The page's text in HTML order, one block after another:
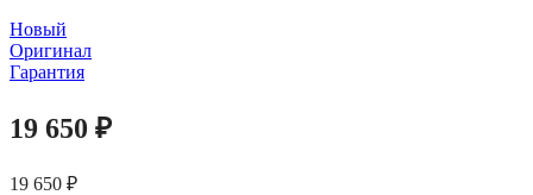
Новый
Оригинал
Гарантия
19 650 ₽
19 650 ₽